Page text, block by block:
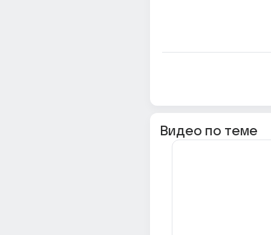
Видео по теме